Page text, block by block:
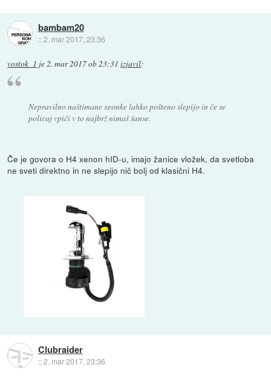
bambam20
::2. mar 2017, 23:36
vostok_1 je2. mar 2017 ob 23:31 izjavil:
Nepravilno naštimane xeonke lahko pošteno slepijo in če se
policaj vpiči v to najbrž nimaš šanse.
Če je govora o H4 xenon hID-u, imajo žanice vložek, da svetloba
ne sveti direktno in ne slepijo nič bolj od klasični H4.
Clubraider
::2. mar 2017, 23:36